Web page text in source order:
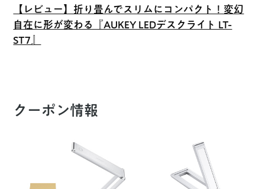
【レビュー】折り畳んでスリムにコンパクト！変幻
自在に形が変わる『AUKEY LEDデスクライト LT-
ST7』
クーポン情報